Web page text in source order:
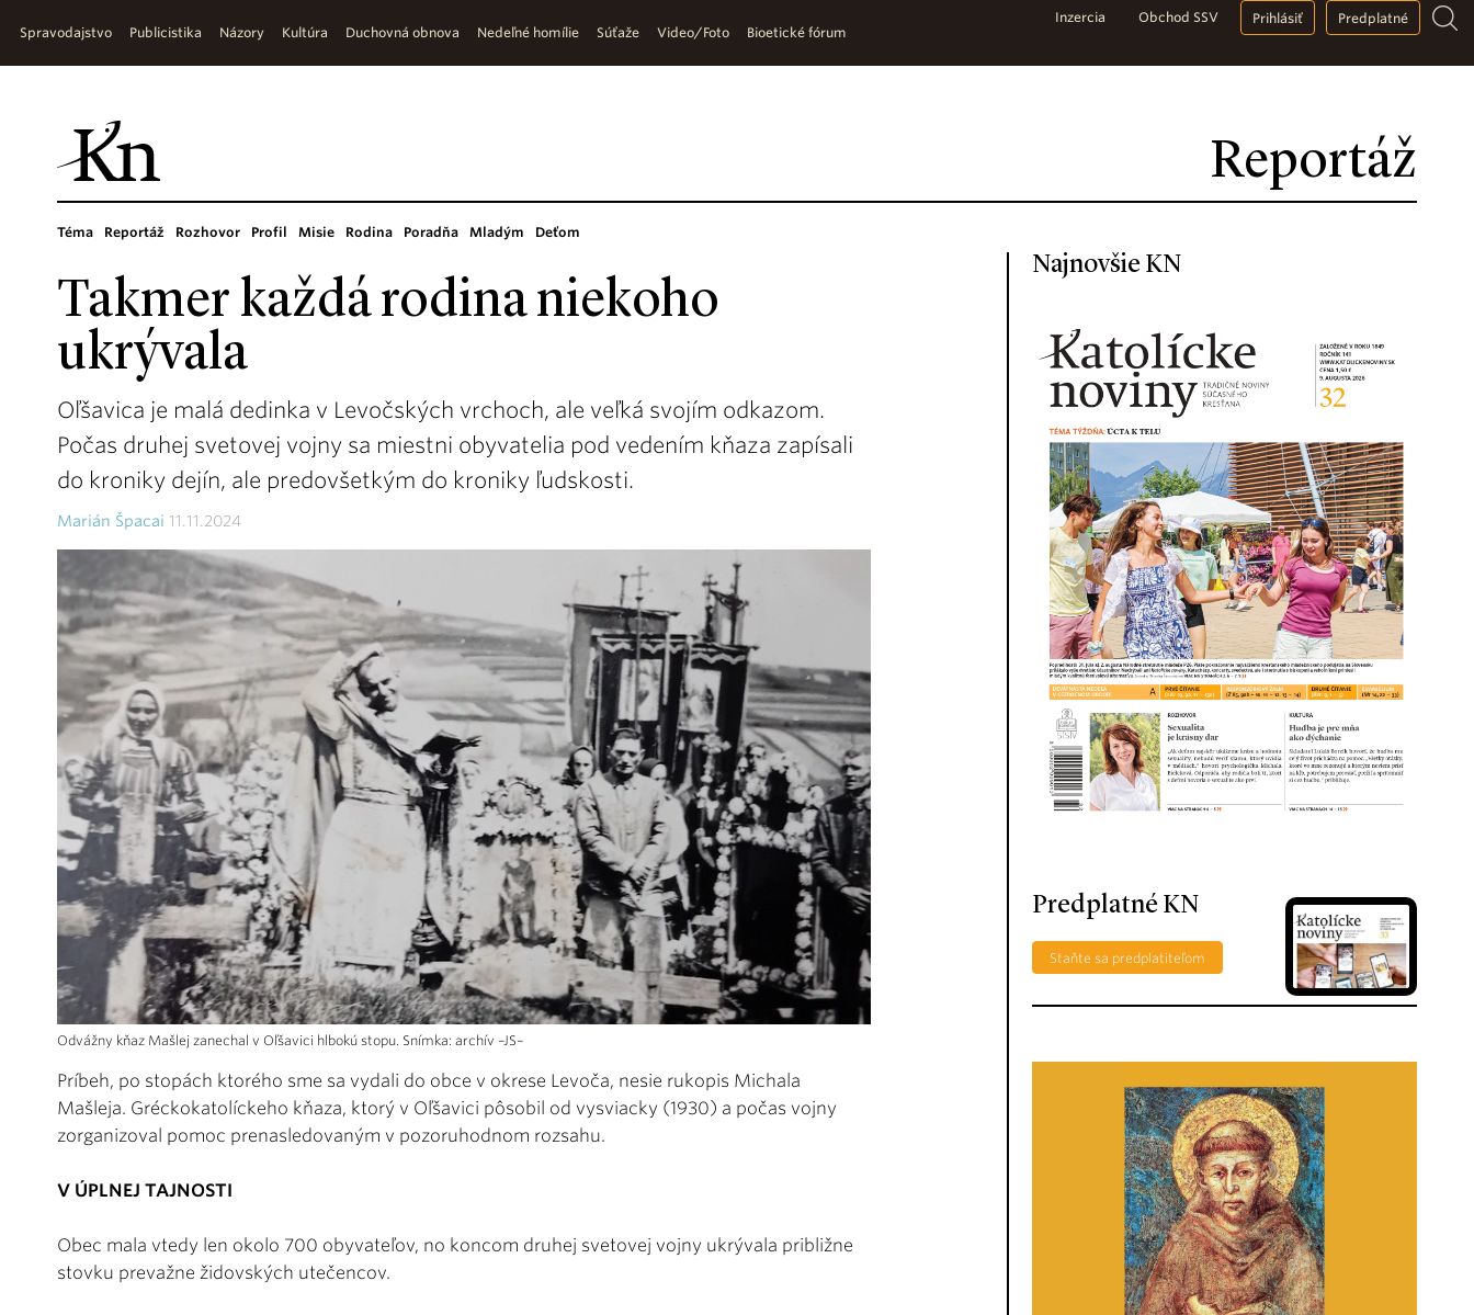
Reportáž
Spravodajstvo Publicistika Názory Kultúra Duchovná obnova Nedeľné homílie Súťaže Video/Foto Bioetické fórum
Inzercia Obchod SSV Prihlásiť Predplatné
Téma Reportáž Rozhovor Profil Misie Rodina Poradňa Mladým Deťom
Takmer každá rodina niekoho
ukrývala
Oľšavica je malá dedinka v Levočských vrchoch, ale veľká svojím odkazom.
Počas druhej svetovej vojny sa miestni obyvatelia pod vedením kňaza zapísali
do kroniky dejín, ale predovšetkým do kroniky ľudskosti.
Marián Špacai 11.11.2024
Odvážny kňaz Mašlej zanechal v Oľšavici hlbokú stopu. Snímka: archív –JS–
Príbeh, po stopách ktorého sme sa vydali do obce v okrese Levoča, nesie rukopis Michala
Mašleja. Gréckokatolíckeho kňaza, ktorý v Oľšavici pôsobil od vysviacky (1930) a počas vojny
zorganizoval pomoc prenasledovaným v pozoruhodnom rozsahu.
V ÚPLNEJ TAJNOSTI
Obec mala vtedy len okolo 700 obyvateľov, no koncom druhej svetovej vojny ukrývala približne
stovku prevažne židovských utečencov.
Najnovšie KN
Predplatné KN
Staňte sa predplatiteľom